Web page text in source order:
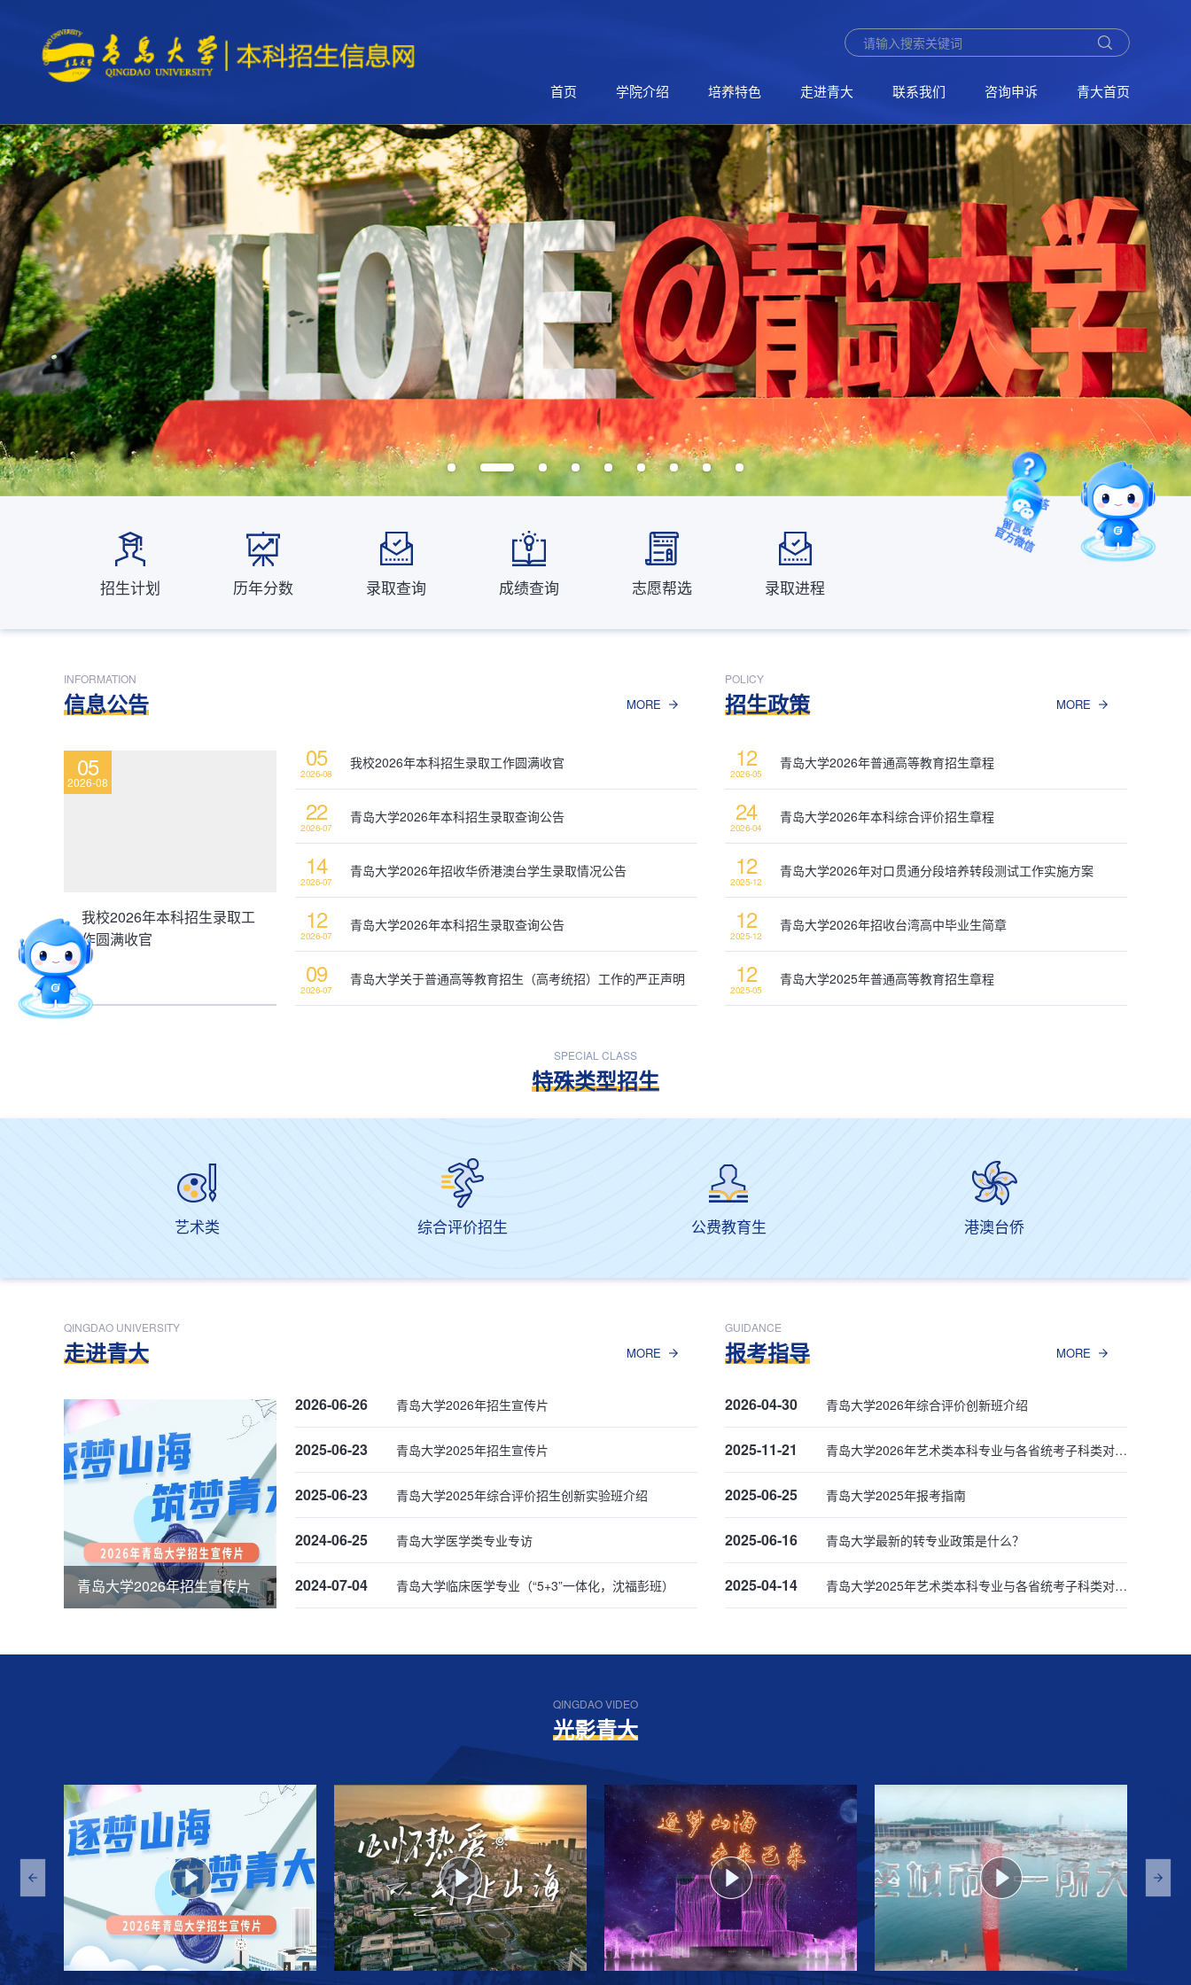
首页 学院介绍 培养特色 走进青大 联系我们 咨询申诉 青大首页
招生计划 历年分数 录取查询 成绩查询 志愿帮选 录取进程
INFORMATION
信息公告 MORE
05
2026-08
我校2026年本科招生录取工
作圆满收官
05
2026-08
我校2026年本科招生录取工作圆满收官
22
2026-07
青岛大学2026年本科招生录取查询公告
14
2026-07
青岛大学2026年招收华侨港澳台学生录取情况公告
12
2026-07
青岛大学2026年本科招生录取查询公告
09
2026-07
青岛大学关于普通高等教育招生（高考统招）工作的严正声明
POLICY
招生政策 MORE
12
2026-05
青岛大学2026年普通高等教育招生章程
24
2026-04
青岛大学2026年本科综合评价招生章程
12
2025-12
青岛大学2026年对口贯通分段培养转段测试工作实施方案
12
2025-12
青岛大学2026年招收台湾高中毕业生简章
12
2025-05
青岛大学2025年普通高等教育招生章程
SPECIAL CLASS
特殊类型招生
艺术类 综合评价招生 公费教育生 港澳台侨
QINGDAO UNIVERSITY
走进青大 MORE
青岛大学2026年招生宣传片
2026-06-26 青岛大学2026年招生宣传片
2025-06-23 青岛大学2025年招生宣传片
2025-06-23 青岛大学2025年综合评价招生创新实验班介绍
2024-06-25 青岛大学医学类专业专访
2024-07-04 青岛大学临床医学专业（“5+3”一体化，沈福彭班）
GUIDANCE
报考指导 MORE
2026-04-30 青岛大学2026年综合评价创新班介绍
2025-11-21 青岛大学2026年艺术类本科专业与各省统考子科类对照关系
2025-06-25 青岛大学2025年报考指南
2025-06-16 青岛大学最新的转专业政策是什么？
2025-04-14 青岛大学2025年艺术类本科专业与各省统考子科类对照关系
QINGDAO VIDEO
光影青大
智能问答
官方微信